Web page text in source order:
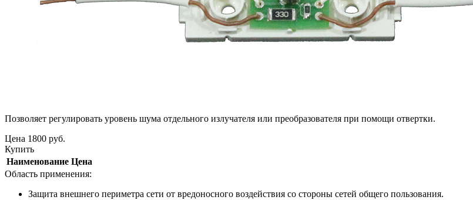
Позволяет регулировать уровень шума отдельного излучателя или преобразователя при помощи отвертки.
Цена 1800 руб.
Купить
Наименование Цена
Область применения:
Защита внешнего периметра сети от вредоносного воздействия со стороны сетей общего пользования.